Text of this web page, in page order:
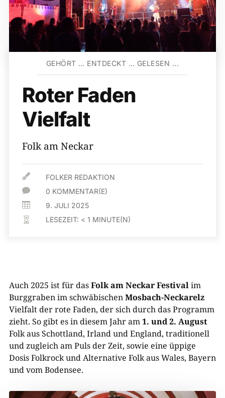
GEHÖRT … ENTDECKT … GELESEN ...
Roter Faden
Vielfalt
Folk am Neckar
 FOLKER REDAKTION
 0 KOMMENTAR(E)
 9. JULI 2025
 LESEZEIT: < 1 MINUTE(N)
Auch 2025 ist für dasFolk am Neckar Festivalim
Burggraben im schwäbischenMosbach-Neckarelz
Vielfalt der rote Faden, der sich durch das Programm
zieht. So gibt es in diesem Jahr am1. und 2. August
Folk aus Schottland, Irland und England, traditionell
und zugleich am Puls der Zeit, sowie eine üppige
Dosis Folkrock und Alternative Folk aus Wales, Bayern
und vom Bodensee.